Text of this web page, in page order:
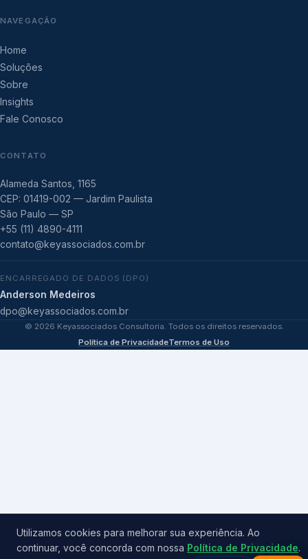
NAVEGAÇÃO
Home
Soluções
Sobre
Insights
Fale Conosco
CONTATO
Alameda Santos, 1165
CEP: 01419-002 — Jardim Paulista
São Paulo — SP
+55 (11) 4890-4111
contato@keyassociados.com.br
ENCARREGADO DE DADOS (DPO)
Anderson Medeiros
dpo@keyassociados.com.br
© 2026 Keyassociados Consultoria. Todos os direitos reservados.
Política de PrivacidadeTermos de Uso
Utilizamos cookies para melhorar sua experiência. Ao
continuar, você concorda com nossa Política de Privacidade.